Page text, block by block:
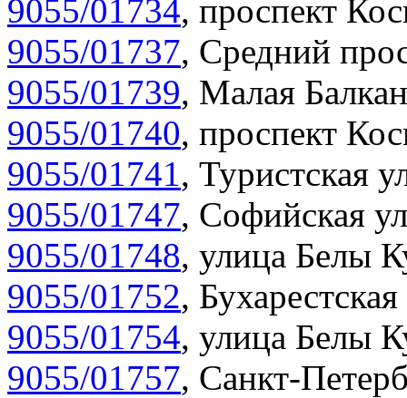
9055/01734, проспект
9055/01737, Средний
9055/01739, Малая
9055/01740, проспект
9055/01741, Туристская
9055/01747, Софийская
9055/01748, улица Белы
9055/01752,
9055/01754, улица Белы
9055/01757, Санкт-